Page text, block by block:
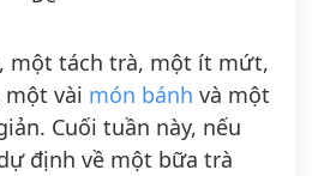
một tách trà, một ít mứt,
vài món bánh và một
Cuối tuần này, nếu
định về một bữa trà